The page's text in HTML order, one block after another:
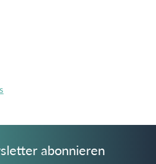
abonnieren